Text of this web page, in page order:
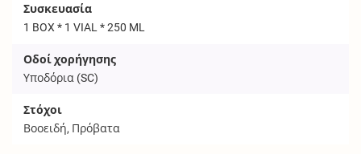
Συσκευασία
1 BOX * 1 VIAL * 250 ML
Οδοί χορήγησης
Υποδόρια (SC)
Στόχοι
Βοοειδή, Πρόβατα